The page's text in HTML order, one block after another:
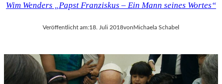
Wim Wenders „Papst Franziskus – Ein Mann seines Wortes“
Veröffentlicht am:18. Juli 2018vonMichaela Schabel